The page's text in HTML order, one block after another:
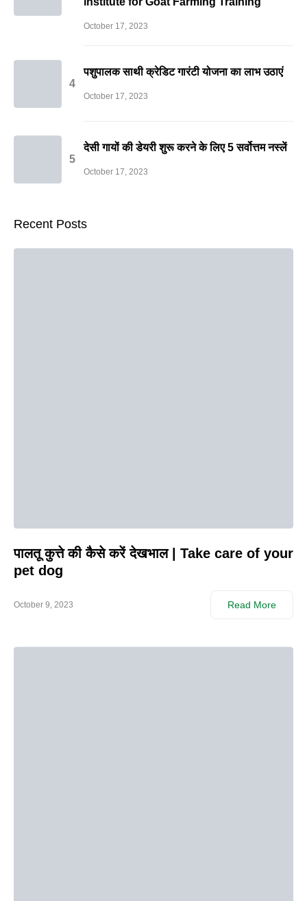
October 17, 2023
पशुपालक साथी क्रेडिट गारंटी योजना का लाभ उठाएं
October 17, 2023
देसी गायों की डेयरी शुरू करने के लिए 5 सर्वोत्तम नस्लें
October 17, 2023
Recent Posts
पालतू कुत्ते की कैसे करें देखभाल | Take care of your
pet dog
October 9, 2023 Read More